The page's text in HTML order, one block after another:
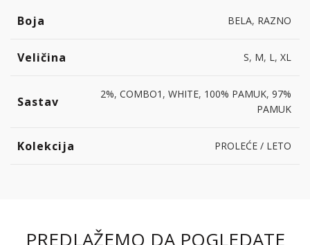
Boja BELA, RAZNO
Veličina S, M, L, XL
Sastav
2%, COMBO1 , WHITE, 100% PAMUK, 97%
PAMUK
Kolekcija PROLEĆE / LETO
PREDLAŽEMO DA POGLEDATE